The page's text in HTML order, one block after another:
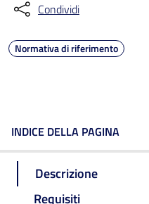
Condividi
Normativa di riferimento
INDICE DELLA PAGINA
Descrizione
Requisiti